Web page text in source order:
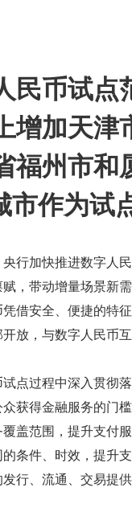
民币试点
增加天津
福州市和
作为试
央行加快推进数字人
，带动增量场景新
借安全、便捷的特
放，与数字人民币互
点过程中深入贯彻
获得金融服务的门
盖范围，提升支付
条件、时效，提升
行、流通、交易提